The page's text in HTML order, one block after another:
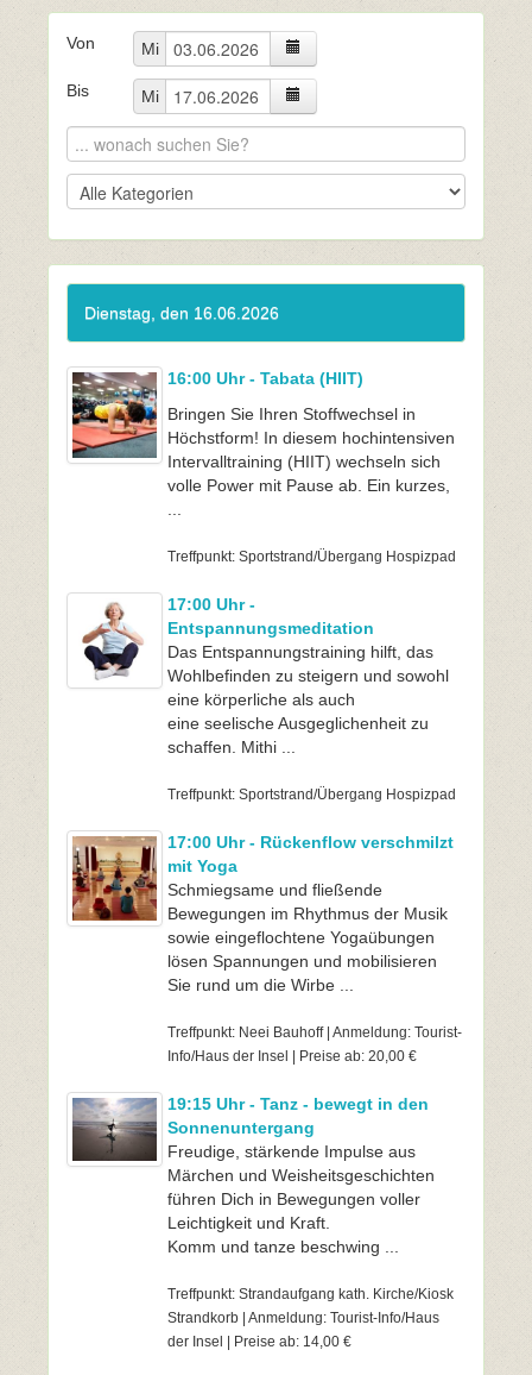
Von Mi
Bis Mi
Dienstag, den 16.06.2026
16:00 Uhr - Tabata (HIIT)
Bringen Sie Ihren Stoffwechsel in
Höchstform! In diesem hochintensiven
Intervalltraining (HIIT) wechseln sich
volle Power mit Pause ab. Ein kurzes,
Treffpunkt: Sportstrand/Übergang Hospizpad
17:00 Uhr -
Entspannungsmeditation
Das Entspannungstraining hilft, das
Wohlbefinden zu steigern und sowohl
eine körperliche als auch
eine seelische Ausgeglichenheit zu
schaffen. Mithi ...
Treffpunkt: Sportstrand/Übergang Hospizpad
17:00 Uhr - Rückenflow verschmilzt
mit Yoga
Schmiegsame und fließende
Bewegungen im Rhythmus der Musik
sowie eingeflochtene Yogaübungen
lösen Spannungen und mobilisieren
Sie rund um die Wirbe ...
Treffpunkt: Neei Bauhoff | Anmeldung: Tourist-
Info/Haus der Insel | Preise ab: 20,00 €
19:15 Uhr - Tanz - bewegt in den
Sonnenuntergang
Freudige, stärkende Impulse aus
Märchen und Weisheitsgeschichten
führen Dich in Bewegungen voller
Leichtigkeit und Kraft.
Komm und tanze beschwing ...
Treffpunkt: Strandaufgang kath. Kirche/Kiosk
Strandkorb | Anmeldung: Tourist-Info/Haus
der Insel | Preise ab: 14,00 €